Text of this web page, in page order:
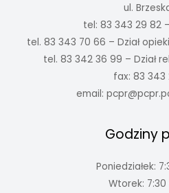
ul.
tel: 83 343 29 82
tel. 83 343 70 66 – Dział
tel. 83 342 36 99 – Dział
fax: 83 343
email:
Godziny
Poniedziałek:
Wtorek: 7:30